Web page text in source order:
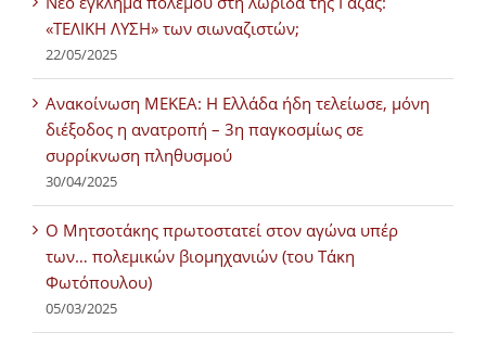
«ΤΕΛΙΚΗ ΛΥΣΗ» των σιωναζιστών;
22/05/2025
Ανακοίνωση ΜΕΚΕΑ: Η Ελλάδα ήδη τελείωσε, μόνη
διέξοδος η ανατροπή – 3η παγκοσμίως σε
συρρίκνωση πληθυσμού
30/04/2025
Ο Μητσοτάκης πρωτοστατεί στον αγώνα υπέρ
των… πολεμικών βιομηχανιών (του Τάκη
Φωτόπουλου)
05/03/2025